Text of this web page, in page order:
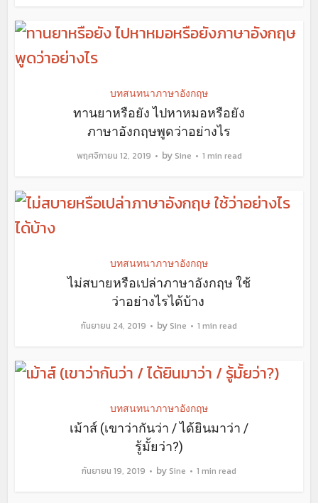
บทสนทนาภาษาอังกฤษ
ทานยาหรือยัง ไปหาหมอหรือยัง
ภาษาอังกฤษพูดว่าอย่างไร
พฤศจิกายน 12, 2019 by Sine 1 min read
บทสนทนาภาษาอังกฤษ
ไม่สบายหรือเปล่าภาษาอังกฤษ ใช้
ว่าอย่างไรได้บ้าง
กันยายน 24, 2019 by Sine 1 min read
บทสนทนาภาษาอังกฤษ
เม้าส์ (เขาว่ากันว่า / ได้ยินมาว่า /
รู้มั้ยว่า?)
กันยายน 19, 2019 by Sine 1 min read